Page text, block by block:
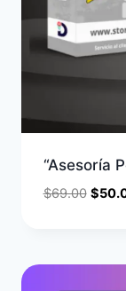
“Asesoría
$69.00 $